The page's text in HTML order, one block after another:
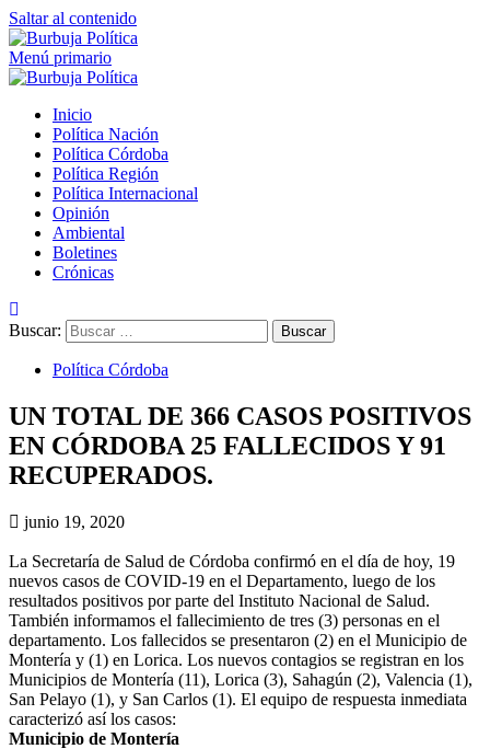
Saltar al contenido
Menú primario
Inicio
Política Nación
Política Córdoba
Política Región
Política Internacional
Opinión
Ambiental
Boletines
Crónicas
Buscar:
Política Córdoba
UN TOTAL DE 366 CASOS POSITIVOS
EN CÓRDOBA 25 FALLECIDOS Y 91
RECUPERADOS.
junio 19, 2020
La Secretaría de Salud de Córdoba confirmó en el día de hoy, 19
nuevos casos de COVID-19 en el Departamento, luego de los
resultados positivos por parte del Instituto Nacional de Salud.
También informamos el fallecimiento de tres (3) personas en el
departamento. Los fallecidos se presentaron (2) en el Municipio de
Montería y (1) en Lorica. Los nuevos contagios se registran en los
Municipios de Montería (11), Lorica (3), Sahagún (2), Valencia (1),
San Pelayo (1), y San Carlos (1). El equipo de respuesta inmediata
caracterizó así los casos:
Municipio de Montería